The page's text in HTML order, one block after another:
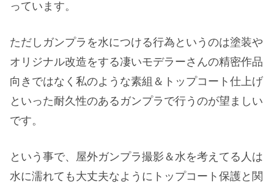
っています。
ただしガンプラを水につける行為というのは塗装や
オリジナル改造をする凄いモデラーさんの精密作品
向きではなく私のような素組＆トップコート仕上げ
といった耐久性のあるガンプラで行うのが望ましい
です。
という事で、屋外ガンプラ撮影＆水を考えてる人は
水に濡れても大丈夫なようにトップコート保護と関